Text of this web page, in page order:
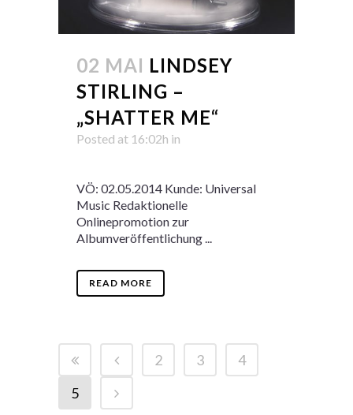
02 MAI LINDSEY
STIRLING –
„SHATTER ME“
Posted at 16:02h in
VÖ: 02.05.2014 Kunde: Universal
Music Redaktionelle
Onlinepromotion zur
Albumveröffentlichung ...
READ MORE
2 3
4
5